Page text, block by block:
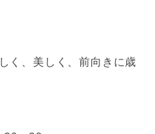
く、美しく、前向きに歳